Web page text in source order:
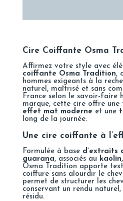
Cire Coiffante Osma
Affirmez votre style avec
coiffante Osma Tradition,
hommes exigeants à la
naturel, maîtrisé et sans
France selon le savoir-faire
marque, cette cire offre une
effet mat moderne et une
long de la journée.
Une cire coiffante à
Formulée à base d’extraits
guarana, associés au kaolin
Osma Tradition apporte
coiffure sans alourdir le
permet de structurer les
conservant un rendu
résidu.